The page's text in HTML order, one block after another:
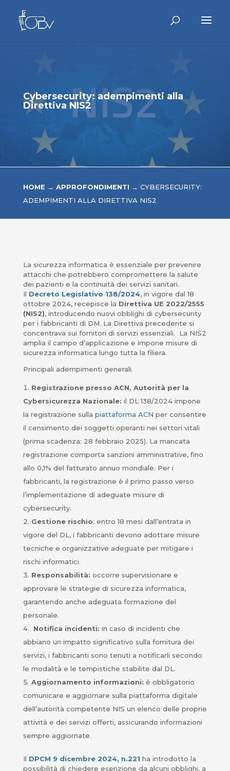
Cybersecurity: adempimenti alla
Direttiva NIS2
HOME → APPROFONDIMENTI → CYBERSECURITY:
ADEMPIMENTI ALLA DIRETTIVA NIS2
La sicurezza informatica è essenziale per prevenire
attacchi che potrebbero compromettere la salute
dei pazienti e la continuità dei servizi sanitari.
Il Decreto Legislativo 138/2024, in vigore dal 18
ottobre 2024, recepisce la Direttiva UE 2022/2555
(NIS2), introducendo nuovi obblighi di cybersecurity
per i fabbricanti di DM. La Direttiva precedente si
concentrava sui fornitori di servizi essenziali. La NIS2
amplia il campo d’applicazione e impone misure di
sicurezza informatica lungo tutta la filiera.
Principali adempimenti generali.
Registrazione presso ACN, Autorità per la
Cybersicurezza Nazionale: il DL 138/2024 impone
la registrazione sulla piattaforma ACN per consentire
il censimento dei soggetti operanti nei settori vitali
(prima scadenza: 28 febbraio 2025). La mancata
registrazione comporta sanzioni amministrative, fino
allo 0,1% del fatturato annuo mondiale. Per i
fabbricanti, la registrazione è il primo passo verso
l’implementazione di adeguate misure di
cybersecurity.
Gestione rischio: entro 18 mesi dall’entrata in
vigore del DL, i fabbricanti devono adottare misure
tecniche e organizzative adeguate per mitigare i
rischi informatici.
Responsabilità: occorre supervisionare e
approvare le strategie di sicurezza informatica,
garantendo anche adeguata formazione del
personale.
Notifica incidenti: in caso di incidenti che
abbiano un impatto significativo sulla fornitura dei
servizi, i fabbricanti sono tenuti a notificarli secondo
le modalità e le tempistiche stabilite dal DL.
Aggiornamento informazioni: è obbligatorio
comunicare e aggiornare sulla piattaforma digitale
dell’autorità competente NIS un elenco delle proprie
attività e dei servizi offerti, assicurando informazioni
sempre aggiornate.
Il DPCM 9 dicembre 2024, n.221 ha introdotto la
possibilità di chiedere esenzione da alcuni obblighi, a